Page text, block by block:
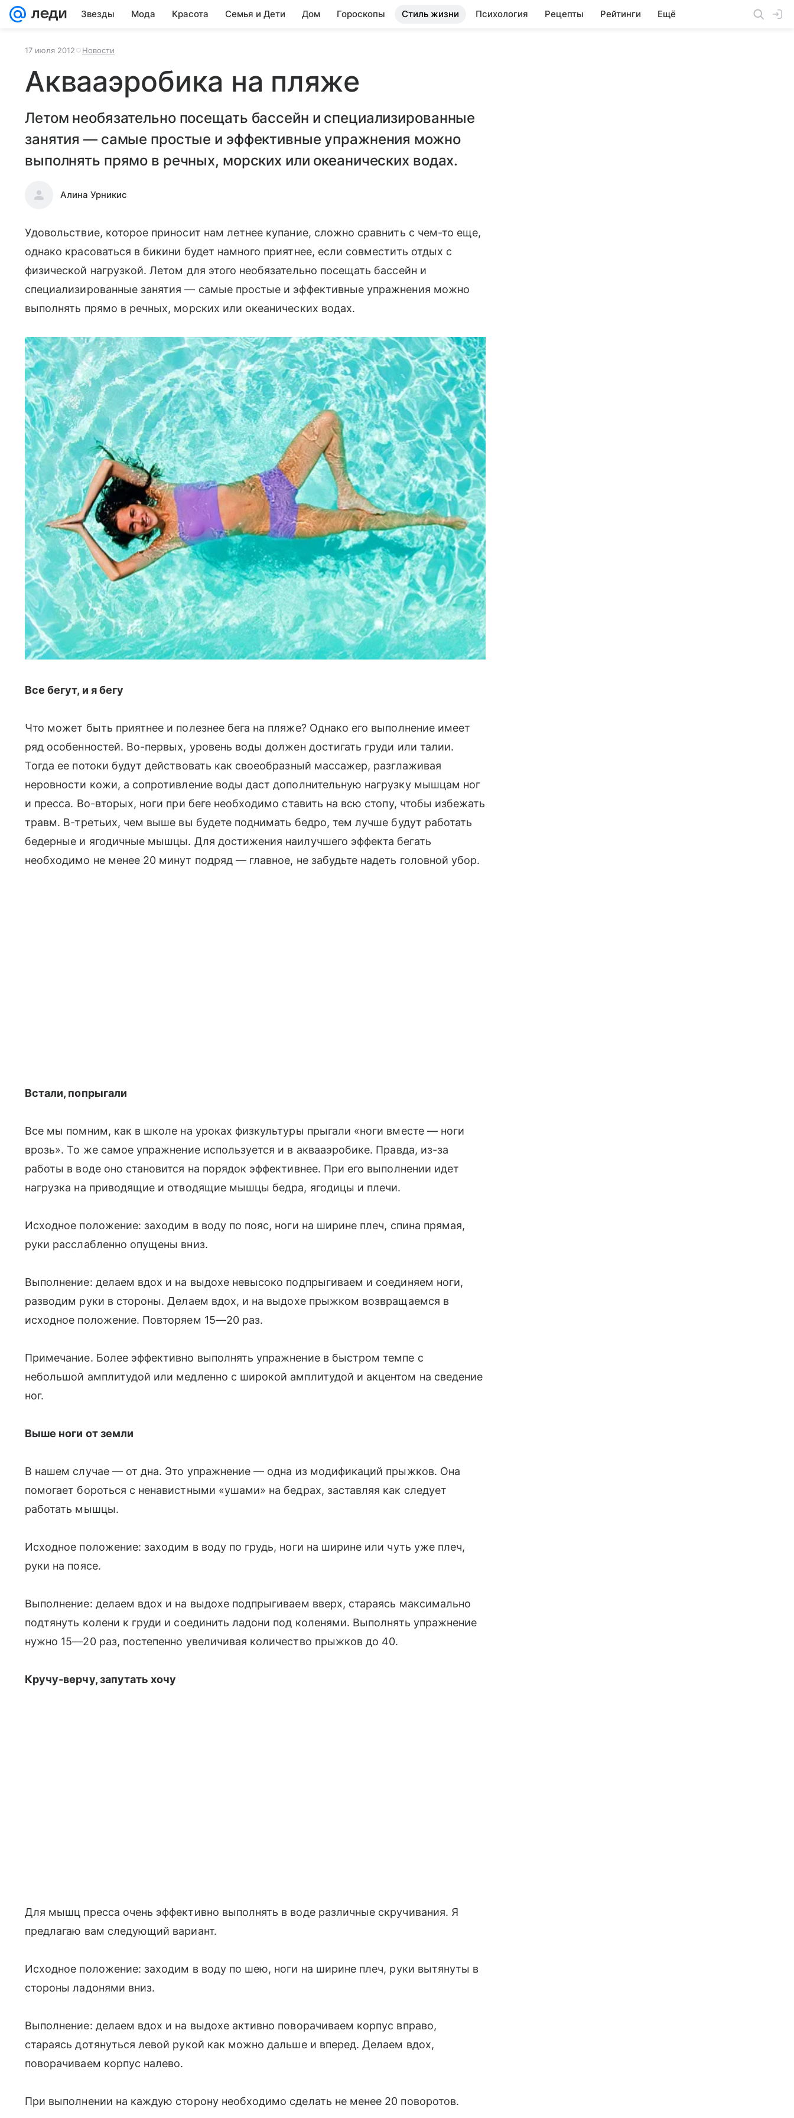
Звезды Мода Красота Семья и Дети Дом Гороскопы Стиль жизни Психология Рецепты Рейтинги Ещё
17 июля 2012 Новости
Аквааэробика на пляже
Летом необязательно посещать бассейн и специализированные
занятия — самые простые и эффективные упражнения можно
выполнять прямо в речных, морских или океанических водах.
Алина Урникис
Удовольствие, которое приносит нам летнее купание, сложно сравнить с чем-то еще,
однако красоваться в бикини будет намного приятнее, если совместить отдых с
физической нагрузкой. Летом для этого необязательно посещать бассейн и
специализированные занятия — самые простые и эффективные упражнения можно
выполнять прямо в речных, морских или океанических водах.
Все бегут, и я бегу
Что может быть приятнее и полезнее бега на пляже? Однако его выполнение имеет
ряд особенностей. Во-первых, уровень воды должен достигать груди или талии.
Тогда ее потоки будут действовать как своеобразный массажер, разглаживая
неровности кожи, а сопротивление воды даст дополнительную нагрузку мышцам ног
и пресса. Во-вторых, ноги при беге необходимо ставить на всю стопу, чтобы избежать
травм. В-третьих, чем выше вы будете поднимать бедро, тем лучше будут работать
бедерные и ягодичные мышцы. Для достижения наилучшего эффекта бегать
необходимо не менее 20 минут подряд — главное, не забудьте надеть головной убор.
Встали, попрыгали
Все мы помним, как в школе на уроках физкультуры прыгали «ноги вместе — ноги
врозь». То же самое упражнение используется и в аквааэробике. Правда, из-за
работы в воде оно становится на порядок эффективнее. При его выполнении идет
нагрузка на приводящие и отводящие мышцы бедра, ягодицы и плечи.
Исходное положение: заходим в воду по пояс, ноги на ширине плеч, спина прямая,
руки расслабленно опущены вниз.
Выполнение: делаем вдох и на выдохе невысоко подпрыгиваем и соединяем ноги,
разводим руки в стороны. Делаем вдох, и на выдохе прыжком возвращаемся в
исходное положение. Повторяем 15—20 раз.
Примечание. Более эффективно выполнять упражнение в быстром темпе с
небольшой амплитудой или медленно с широкой амплитудой и акцентом на сведение
ног.
Выше ноги от земли
В нашем случае — от дна. Это упражнение — одна из модификаций прыжков. Она
помогает бороться с ненавистными «ушами» на бедрах, заставляя как следует
работать мышцы.
Исходное положение: заходим в воду по грудь, ноги на ширине или чуть уже плеч,
руки на поясе.
Выполнение: делаем вдох и на выдохе подпрыгиваем вверх, стараясь максимально
подтянуть колени к груди и соединить ладони под коленями. Выполнять упражнение
нужно 15—20 раз, постепенно увеличивая количество прыжков до 40.
Кручу-верчу, запутать хочу
Для мышц пресса очень эффективно выполнять в воде различные скручивания. Я
предлагаю вам следующий вариант.
Исходное положение: заходим в воду по шею, ноги на ширине плеч, руки вытянуты в
стороны ладонями вниз.
Выполнение: делаем вдох и на выдохе активно поворачиваем корпус вправо,
стараясь дотянуться левой рукой как можно дальше и вперед. Делаем вдох,
поворачиваем корпус налево.
При выполнении на каждую сторону необходимо сделать не менее 20 поворотов.